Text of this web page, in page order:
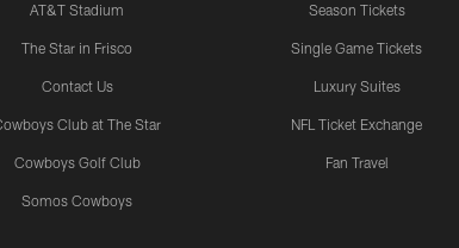
AT&T Stadium
The Star in Frisco
Contact Us
Club at The Star
Cowboys Golf Club
Somos Cowboys
Season Tickets
Single Game Tickets
Luxury Suites
NFL Ticket Exchange
Fan Travel